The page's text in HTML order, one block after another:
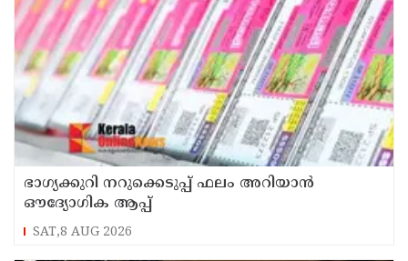
ഭാഗ്യക്കുറി നറുക്കെടുപ്പ് ഫലം അറിയാൻ
ഔദ്യോഗിക ആപ്പ്
SAT,8 AUG 2026